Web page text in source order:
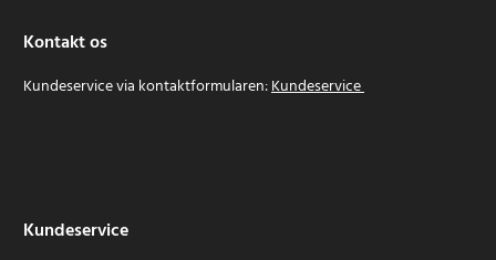
Kontakt os
Kundeservice via kontaktformularen:Kundeservice
Kundeservice